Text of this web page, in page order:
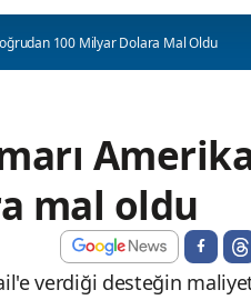
100 Milyar Dolara Mal Oldu
mal oldu
verdiği desteğin